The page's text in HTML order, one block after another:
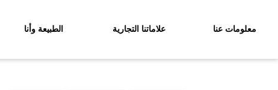
معلومات عنا علاماتنا التجارية الطبيعة وأنا